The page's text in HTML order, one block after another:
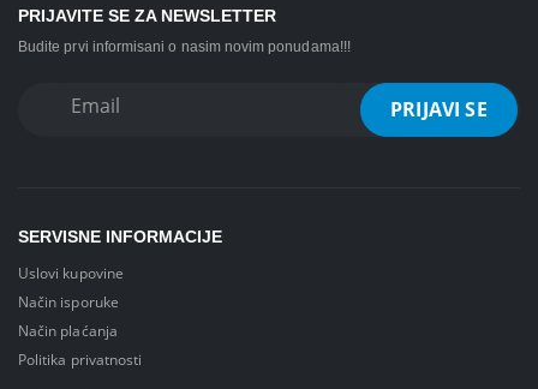
PRIJAVITE SE ZA NEWSLETTER
Budite prvi informisani o nasim novim ponudama!!!
SERVISNE INFORMACIJE
Uslovi kupovine
Način isporuke
Način plaćanja
Politika privatnosti